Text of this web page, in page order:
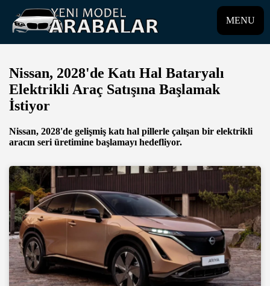
MENU
Nissan, 2028'de Katı Hal Bataryalı
Elektrikli Araç Satışına Başlamak
İstiyor
Nissan, 2028'de gelişmiş katı hal pillerle çalışan bir elektrikli
aracın seri üretimine başlamayı hedefliyor.